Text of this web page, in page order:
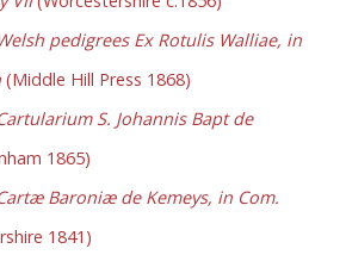
pedigrees Ex Rotulis Walliae, in
(Middle Hill Press 1868)
S. Johannis Bapt de
1865)
Baroniæ de Kemeys, in Com.
1841)